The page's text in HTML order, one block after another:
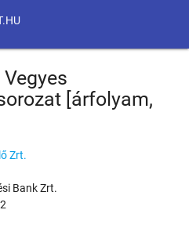
[árfolyam,
Zrt.
Bank Zrt.